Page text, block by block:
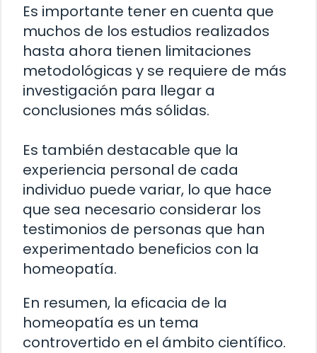
Es importante tener en cuenta que
muchos de los estudios realizados
hasta ahora tienen limitaciones
metodológicas y se requiere de más
investigación para llegar a
conclusiones más sólidas.
Es también destacable que la
experiencia personal de cada
individuo puede variar, lo que hace
que sea necesario considerar los
testimonios de personas que han
experimentado beneficios con la
homeopatía.
En resumen, la eficacia de la
homeopatía es un tema
controvertido en el ámbito científico.